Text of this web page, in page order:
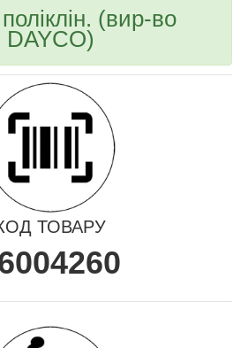
(вир-во
DAYCO)
ТОВАРУ